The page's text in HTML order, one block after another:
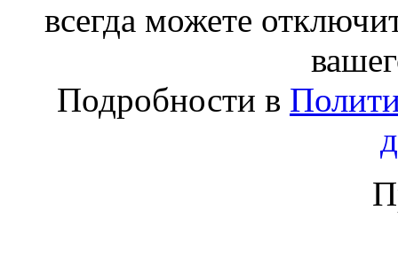
всегда можете
Подробности в